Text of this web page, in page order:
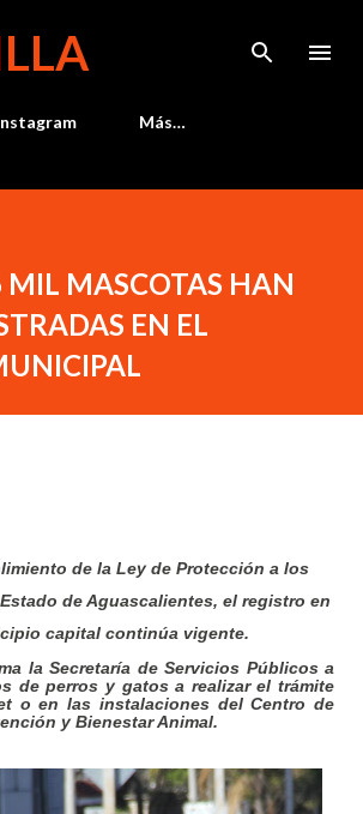
Más…
MIL MASCOTAS HAN
EN EL
de la Ley de Protección a los
de Aguascalientes, el registro en
capital continúa vigente.
la Secretaría de Servicios Públicos a
de perros y gatos a realizar el trámite
o en las instalaciones del Centro de
y Bienestar Animal.